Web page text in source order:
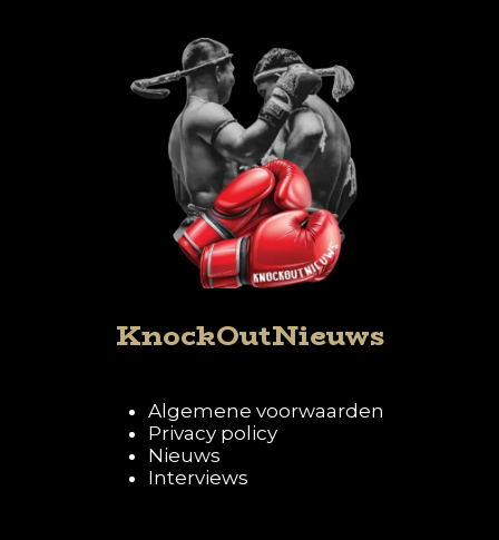
KnockOutNieuws
Algemene voorwaarden
Privacy policy
Nieuws
Interviews